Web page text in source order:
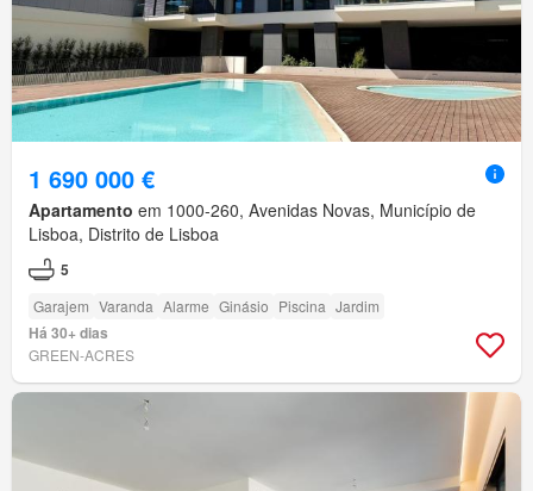
1 690 000 €
Apartamento em 1000-260, Avenidas Novas, Município de
Lisboa, Distrito de Lisboa
5
Garajem Varanda Alarme Ginásio Piscina Jardim
Há 30+ dias
GREEN-ACRES